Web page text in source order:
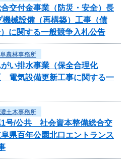
交付金事業（防災・安全）長
機械設備（再構築）工事（債
に関する一般競争入札公告
農林事務所
がい排水事業（保全合理化
気設備更新工事に関する一
土木事務所
1号/公共 社会資本整備総合交
県百年公園北口エントランス